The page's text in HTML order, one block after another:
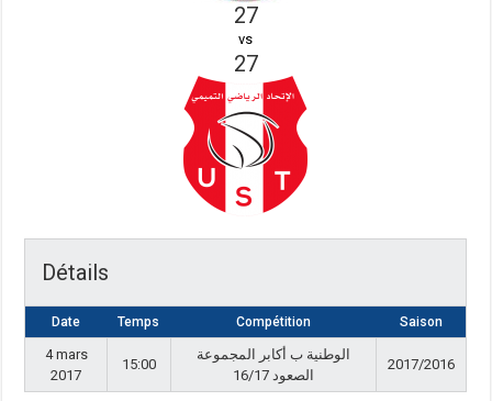
27
vs
27
Détails
Date Temps Compétition Saison
4 mars
2017
15:00
الوطنية ب أكابر المجموعة
الصعود 16/17
2017/2016